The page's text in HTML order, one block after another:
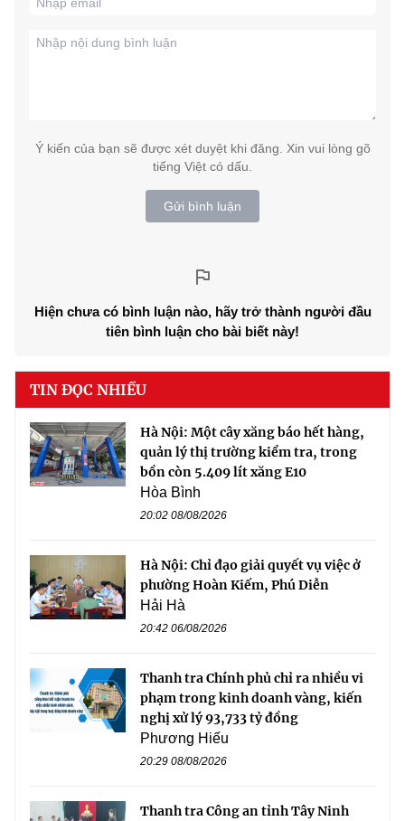
Ý kiến của bạn sẽ được xét duyệt khi đăng. Xin vui lòng gõ
tiếng Việt có dấu.
Gửi bình luận
Hiện chưa có bình luận nào, hãy trở thành người đầu
tiên bình luận cho bài biết này!
TIN ĐỌC NHIỀU
Hà Nội: Một cây xăng báo hết hàng,
quản lý thị trường kiểm tra, trong
bồn còn 5.409 lít xăng E10
Hòa Bình
20:02 08/08/2026
Hà Nội: Chỉ đạo giải quyết vụ việc ở
phường Hoàn Kiếm, Phú Diễn
Hải Hà
20:42 06/08/2026
Thanh tra Chính phủ chỉ ra nhiều vi
phạm trong kinh doanh vàng, kiến
nghị xử lý 93,733 tỷ đồng
Phương Hiếu
20:29 08/08/2026
Thanh tra Công an tỉnh Tây Ninh